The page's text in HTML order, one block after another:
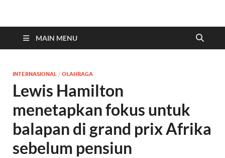
EKSPRES NEWS
MAIN MENU
INTERNASIONAL / OLAHRAGA
Lewis Hamilton
menetapkan fokus untuk
balapan di grand prix Afrika
sebelum pensiun